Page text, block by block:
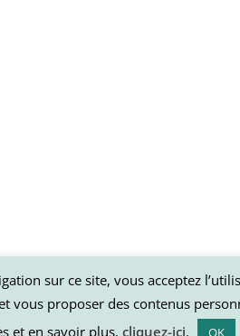
sur ce site, vous acceptez
vous proposer des contenus
et en savoir plus, cliquez-ici. OK